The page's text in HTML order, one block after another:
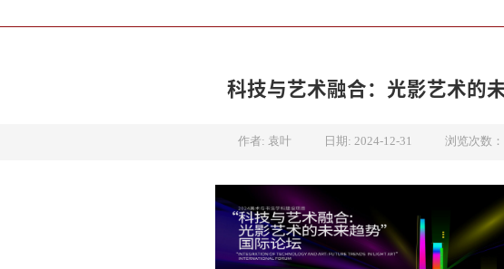
科技与艺术融合：光影艺术的
作者: 袁叶 日期: 2024-12-31 浏览次数：